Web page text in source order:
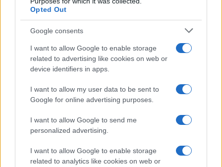
Opted Out
Google consents
I want to allow Google to enable storage
related to advertising like cookies on web or
device identifiers in apps.
I want to allow my user data to be sent to
Google for online advertising purposes.
I want to allow Google to send me
personalized advertising.
I want to allow Google to enable storage
related to analytics like cookies on web or
Ακολουθείστε το iPaideia.gr στο Google News
TελευταίεςΕιδήσειςγια την Παιδεία και την εργασία
στοiPaideia.gr